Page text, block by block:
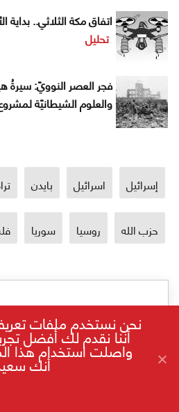
اتفاق مكة الثلاثي.. بداية
تحليل
فجر العصر النوويّ: سيرةُ
والعلوم الشيطانيّة
إسرائيل اسرائيل بايدن
حزب الله روسيا سوريا
نحن نستخدم ملفات
أننا نقدم لك أفضل
واصلت استخدام هذا
أنك